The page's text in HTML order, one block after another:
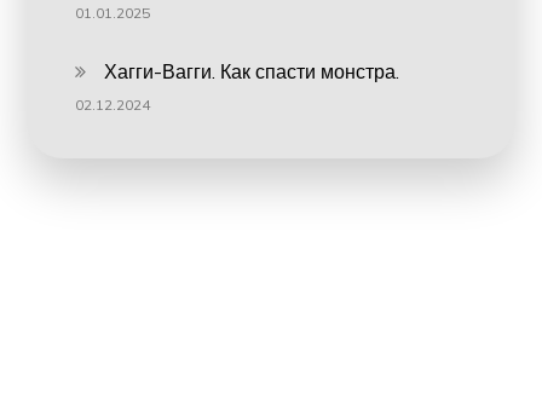
01.01.2025
Хагги-Вагги. Как спасти монстра.
02.12.2024